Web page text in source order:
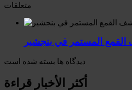
متعلقات
المستمر في بنجشير
دیدگاه ها بسته شده است
أكثر الأخبار قراءة